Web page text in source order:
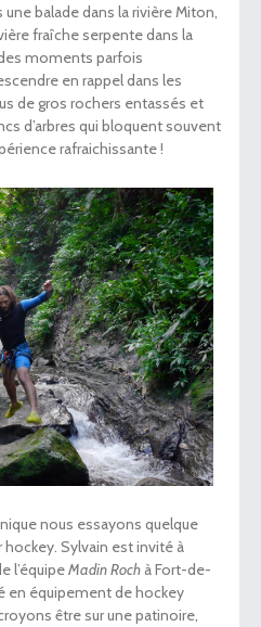
une balade dans la rivière Miton,
fraîche serpente dans la
moments parfois
en rappel dans les
de gros rochers entassés et
d’arbres qui bloquent souvent
rafraichissante !
nous essayons quelque
Sylvain est invité à
l’équipeMadin Roch à Fort-de-
en équipement de hockey
être sur une patinoire,